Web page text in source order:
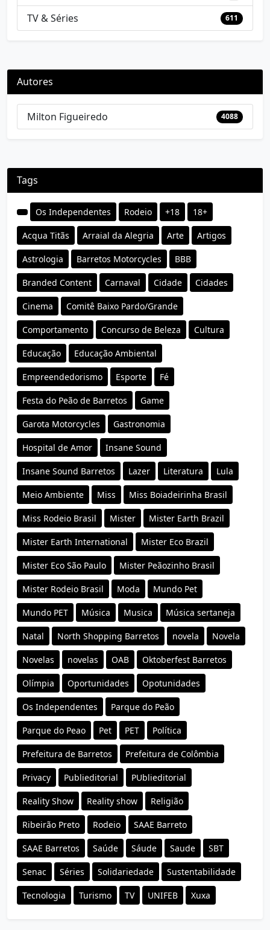
TV & Séries 611
Autores
Milton Figueiredo 4088
Tags
Os Independentes Rodeio +18 18+
Acqua Titãs Arraial da Alegria Arte Artigos
Astrologia Barretos Motorcycles BBB
Branded Content Carnaval Cidade Cidades
Cinema Comitê Baixo Pardo/Grande
Comportamento Concurso de Beleza Cultura
Educação Educação Ambiental
Empreendedorismo Esporte Fé
Festa do Peão de Barretos Game
Garota Motorcycles Gastronomia
Hospital de Amor Insane Sound
Insane Sound Barretos Lazer Literatura Lula
Meio Ambiente Miss Miss Boiadeirinha Brasil
Miss Rodeio Brasil Mister Mister Earth Brazil
Mister Earth International Mister Eco Brazil
Mister Eco São Paulo Mister Peãozinho Brasil
Mister Rodeio Brasil Moda Mundo Pet
Mundo PET Música Musica Música sertaneja
Natal North Shopping Barretos novela Novela
Novelas novelas OAB Oktoberfest Barretos
Olímpia Oportunidades Opotunidades
Os Independentes Parque do Peão
Parque do Peao Pet PET Política
Prefeitura de Barretos Prefeitura de Colômbia
Privacy Publieditorial PUblieditorial
Reality Show Reality show Religião
Ribeirão Preto Rodeio SAAE Barreto
SAAE Barretos Saúde Sáude Saude SBT
Senac Séries Solidariedade Sustentabilidade
Tecnologia Turismo TV UNIFEB Xuxa